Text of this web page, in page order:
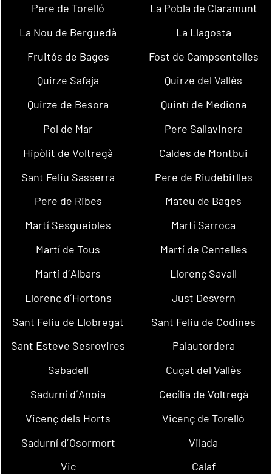
Pere de Torelló
La Pobla de Claramunt
La Nou de Berguedà
La Llagosta
Fruitós de Bages
Fost de Campsentelles
Quirze Safaja
Quirze del Vallès
Quirze de Besora
Quintí de Mediona
Pol de Mar
Pere Sallavinera
Hipòlit de Voltregà
Caldes de Montbui
Sant Feliu Sasserra
Pere de Riudebitlles
Pere de Ribes
Mateu de Bages
Martí Sesgueioles
Martí Sarroca
Martí de Tous
Martí de Centelles
Martí d´Albars
Llorenç Savall
Llorenç d´Hortons
Just Desvern
Sant Feliu de Llobregat
Sant Feliu de Codines
Sant Esteve Sesrovires
Palautordera
Sabadell
Cugat del Vallès
Sadurní d´Anoia
Cecília de Voltregà
Vicenç dels Horts
Vicenç de Torelló
Sadurní d´Osormort
Vilada
Vic
Calaf